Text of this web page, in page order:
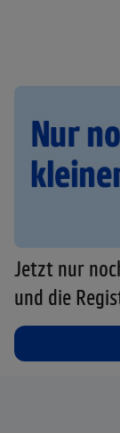
Jetzt nur
und die